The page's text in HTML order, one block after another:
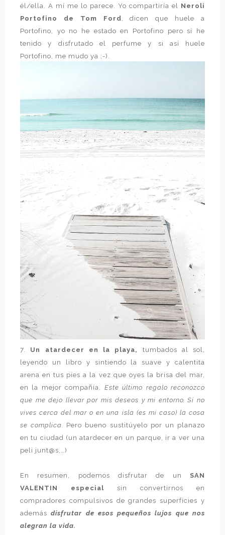
él/ella. A mí me lo parece. Yo compartiría el Neroli
Portofino de Tom Ford , dicen que huele a
Portofino, yo no he estado en Portofino pero sí he
tenido y disfrutado el perfume y si así huele
Portofino, me mudo ya ;-).
7. Un atardecer en la playa, tumbados al sol,
leyendo un libro y sintiendo la suave y calentita
arena en tus pies a la vez que oyes la brisa del mar,
en la mejor compañía. Este último regalo reconozco
que me dejo llevar por mis deseos y mi entorno. Si no
vives cerca del mar o en una isla (es mi caso) la cosa
se complica. Pero bueno sustitúyelo por un planazo
en tu ciudad (un atardecer en un parque, ir a ver una
peli junt@s,…)
En resumen, podemos disfrutar de un SAN
VALENTIN especial sin convertirnos en
compradores compulsivos de grandes superficies y
ademásdisfrutar de esos pequeños lujos que nos
alegran la vida.